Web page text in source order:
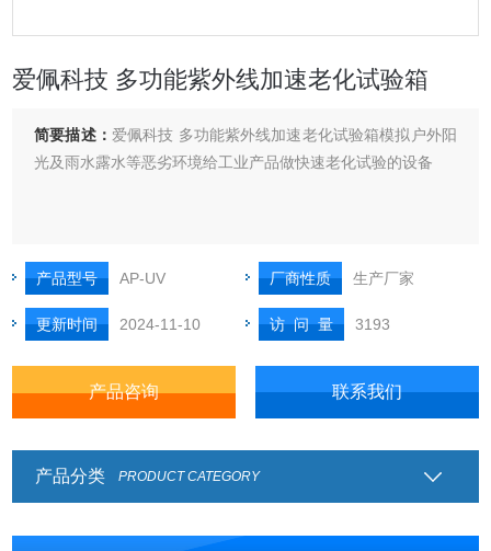
爱佩科技 多功能紫外线加速老化试验箱
简要描述： 爱佩科技 多功能紫外线加速老化试验箱模拟户外阳
光及雨水露水等恶劣环境给工业产品做快速老化试验的设备
产品型号 AP-UV 厂商性质 生产厂家
更新时间 2024-11-10 访 问 量 3193
产品咨询 联系我们
产品分类 PRODUCT CATEGORY